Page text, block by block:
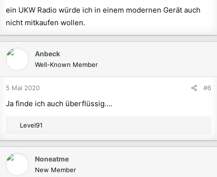
ein UKW Radio würde ich in einem modernen Gerät auch
nicht mitkaufen wollen.
Anbeck
Well-Known Member
5 Mai 2020 #6
Ja finde ich auch überflüssig....
R
k
Level91
Noneatme
New Member